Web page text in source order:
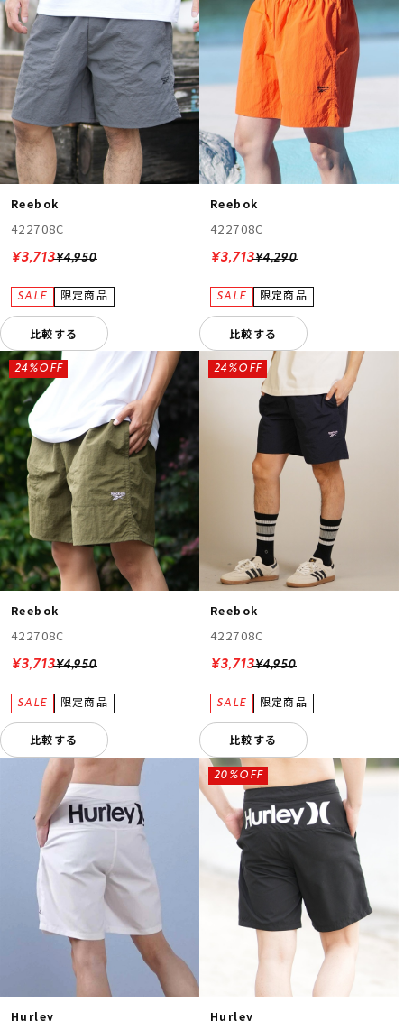
Reebok
422708C
¥4,950
¥3,713
比較する
Reebok
422708C
¥4,290
¥3,713
比較する
Reebok
422708C
¥4,950
24%OFF
¥3,713
比較する
Reebok
422708C
¥4,950
24%OFF
¥3,713
比較する
Hurley Hurley
20%OFF